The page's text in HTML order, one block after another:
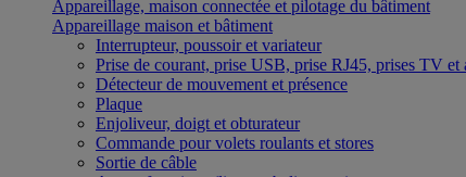
Appareillage, maison connectée et pilotage du bâtiment
Appareillage maison et bâtiment
Interrupteur, poussoir et variateur
Prise de courant, prise USB, prise RJ45, prises TV et
Détecteur de mouvement et présence
Plaque
Enjoliveur, doigt et obturateur
Commande pour volets roulants et stores
Sortie de câble